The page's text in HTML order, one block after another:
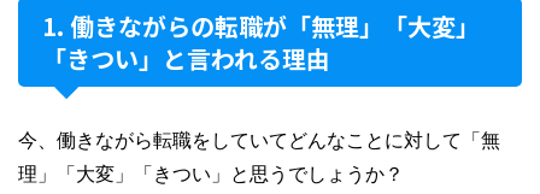
働きながらの転職が「無理」「大変」
「きつい」と言われる理由
今、働きながら転職をしていてどんなことに対して「無
理」「大変」「きつい」と思うでしょうか？